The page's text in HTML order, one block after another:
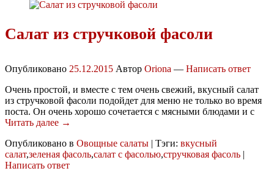
Салат из стручковой фасоли
Опубликовано 25.12.2015 Автор Oriona — Написать ответ
Очень простой, и вместе с тем очень свежий, вкусный салат
из стручковой фасоли подойдет для меню не только во время
поста. Он очень хорошо сочетается с мясными блюдами и с
Читать далее →
Опубликовано в Овощные салаты | Тэги: вкусный
салат,зеленая фасоль,салат с фасолью,стручковая фасоль |
Написать ответ